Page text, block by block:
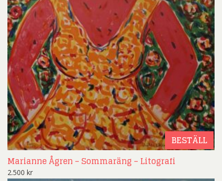
BESTÄLL
Marianne Ågren – Sommaräng – Litografi
2.500 kr